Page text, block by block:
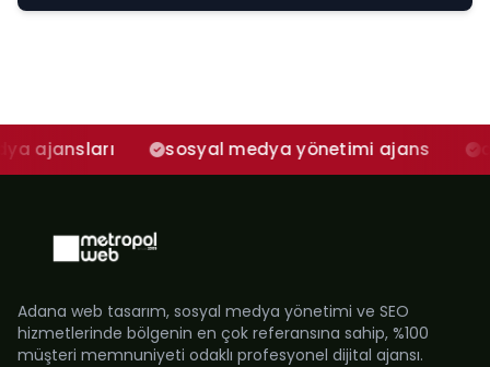
sosyal medya yönetimi ajans adana
Adana web tasarım, sosyal medya yönetimi ve SEO
hizmetlerinde bölgenin en çok referansına sahip, %100
müşteri memnuniyeti odaklı profesyonel dijital ajansı.